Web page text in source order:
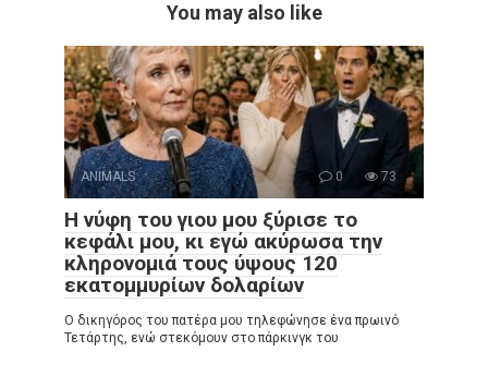
You may also like
ANIMALS 0 73
Η νύφη του γιου μου ξύρισε το
κεφάλι μου, κι εγώ ακύρωσα την
κληρονομιά τους ύψους 120
εκατομμυρίων δολαρίων
Ο δικηγόρος του πατέρα μου τηλεφώνησε ένα πρωινό
Τετάρτης, ενώ στεκόμουν στο πάρκινγκ του